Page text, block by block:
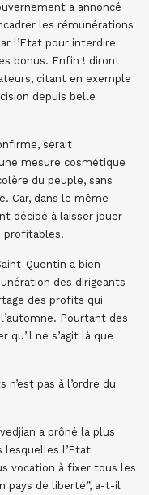
a annoncé
les rémunérations
l’Etat pour interdire
bonus. Enfin ! diront
citant en exemple
depuis belle
serait
mesure cosmétique
du peuple, sans
Car, dans le même
décidé à laisser jouer
profitables.
Quentin a bien
des dirigeants
des profits qui
Pourtant des
qu’il ne s’agit là que
pas à l’ordre du
a prôné la plus
lesquelles l’Etat
vocation à fixer tous les
pays de liberté”, a-t-il